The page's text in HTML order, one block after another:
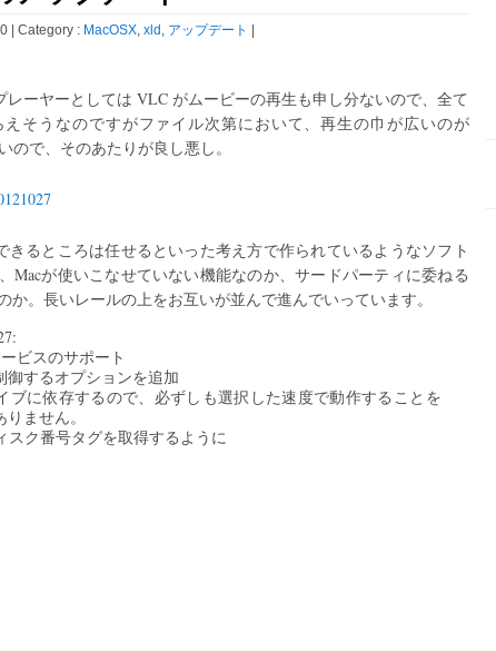
| Category : MacOSX, xld , アップデート
レーヤーとしては VLC がムービーの再生も申し分ないので、全て
そうなのですがファイル次第において、再生の巾が広いのが
ので、そのあたりが良し悪し。
きるところは任せるといった考え方で作られているようなソフト
Macが使いこなせていない機能なのか、サードパーティに委ねる
か。長いレールの上をお互いが並んで進んでいっています。
ビスのサポート
御するオプションを追加
ブに依存するので、必ずしも選択した速度で動作することを
ません。
スク番号タグを取得するように
稿